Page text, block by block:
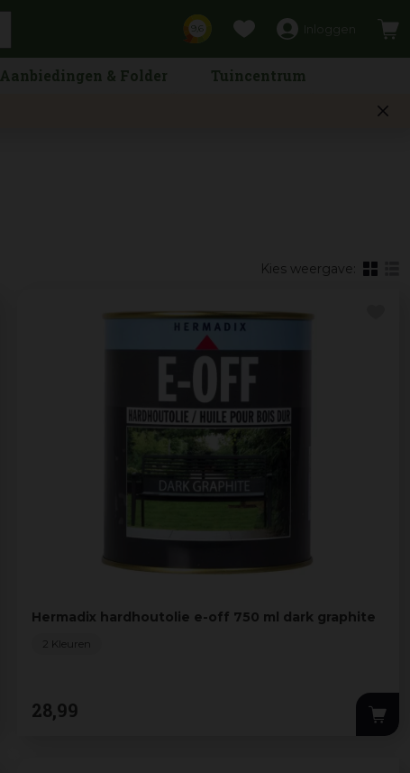
Aanbiedingen & Folder Tuincentrum
Kies weergave:
Hermadix hardhoutolie e-off 750 ml dark graphite
28,99
2 Kleuren